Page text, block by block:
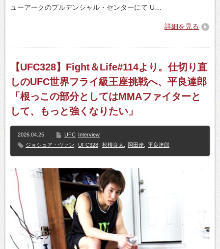
ューアークのプルデンシャル・センターにて U…
詳細を見る
【UFC328】Fight＆Life#114より。仕切り直
しのUFC世界フライ級王座挑戦へ、平良達郎
「根っこの部分としてはMMAファイターと
して、もっと強くなりたい」
2026.04.25 UFC Interview
ジョシュア・ヴァン
UFC328 松根良太 岡田遼 平良達郎